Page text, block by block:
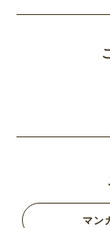
マン